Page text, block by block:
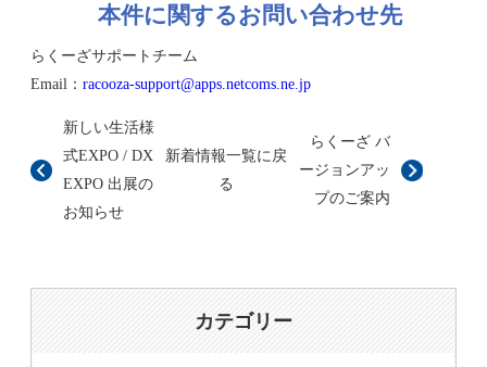
本件に関するお問い合わせ先
らくーざサポートチーム
Email： racooza-support@apps.netcoms.ne.jp
新しい生活様
式EXPO / DX
EXPO 出展の
お知らせ
新着情報一覧に戻
る
らくーざ バ
ージョンアッ
プのご案内
カテゴリー